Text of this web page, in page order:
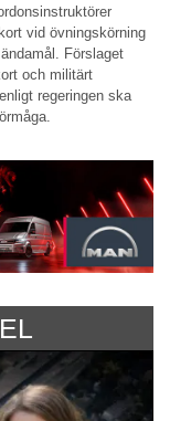
vid övningskörning
Förslaget
och militärt
regeringen ska